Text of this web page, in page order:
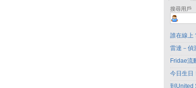
搜尋用戶
誰在線上
雷達－偵
Fridae流
今日生日
到United